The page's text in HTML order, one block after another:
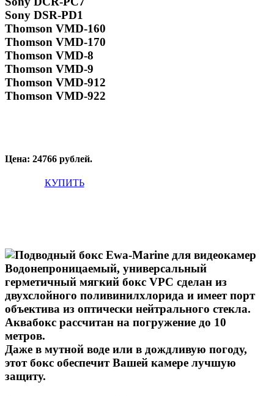
Sony DSR-PD1
Thomson VMD-160
Thomson VMD-170
Thomson VMD-8
Thomson VMD-9
Thomson VMD-912
Thomson VMD-922
Цена: 24766 рублей.
КУПИТЬ
Водонепроницаемый, универсальный
герметичный мягкий бокс VPC сделан из
двухслойного поливинилхлорида и имеет порт
объектива из оптически нейтрального стекла.
Аквабокс рассчитан на погружение до 10
метров.
Даже в мутной воде или в дождливую погоду,
этот бокс обеспечит Вашей камере лучшую
защиту.